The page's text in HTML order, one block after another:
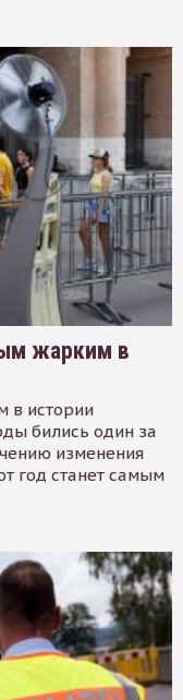
жарким в
в истории
бились один за
изменения
год станет самым